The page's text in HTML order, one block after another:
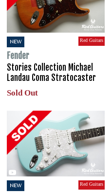
NEW Red Guitars
Fender
Stories Collection Michael
Landau Coma Stratocaster
Sold Out
NEW Red Guitars